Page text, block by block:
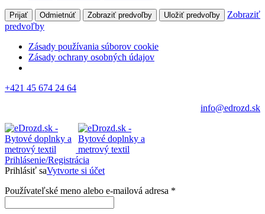
Prijať Odmietnúť Zobraziť predvoľby Uložiť predvoľby
Zobraziť
predvoľby
Zásady používania súborov cookie
Zásady ochrany osobných údajov
+421 45 674 24 64
info@edrozd.sk
Prihlásenie/Registrácia
Prihlásiť saVytvorte si účet
Používateľské meno alebo e-mailová adresa *